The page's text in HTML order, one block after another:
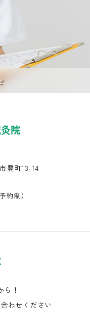
町13-14
約制）
ら！
わせください